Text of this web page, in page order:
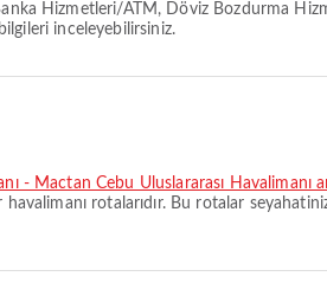
Hizmetleri/ATM, Döviz Bozdurma
inceleyebilirsiniz.
- Mactan Cebu Uluslararası Havalimanı
havalimanı rotalarıdır. Bu rotalar